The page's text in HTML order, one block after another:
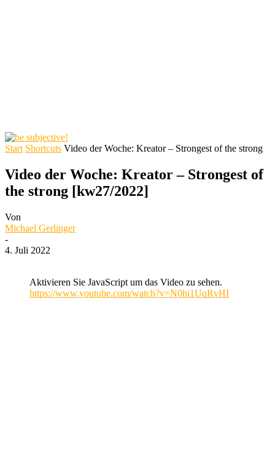
Start Shortcuts Video der Woche: Kreator – Strongest of the strong
Video der Woche: Kreator – Strongest of
the strong [kw27/2022]
Von
Michael Gerlinger
-
4. Juli 2022
Aktivieren Sie JavaScript um das Video zu sehen.
https://www.youtube.com/watch?v=N0hi1UqRvHI